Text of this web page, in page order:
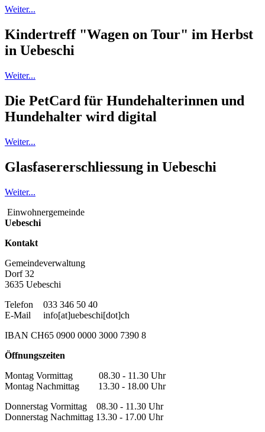
Weiter...
Kindertreff "Wagen on Tour" im Herbst
in Uebeschi
Weiter...
Die PetCard für Hundehalterinnen und
Hundehalter wird digital
Weiter...
Glasfasererschliessung in Uebeschi
Weiter...
Einwohnergemeinde
Uebeschi
Kontakt
Gemeindeverwaltung
Dorf 32
3635 Uebeschi
Telefon
033 346 50 40
E-Mail
info[at]uebeschi[dot]ch
IBAN CH65 0900 0000 3000 7390 8
Öffnungszeiten
Montag Vormittag 08.30 - 11.30 Uhr
Montag Nachmittag 13.30 - 18.00 Uhr
Donnerstag Vormittag 08.30 - 11.30 Uhr
Donnerstag Nachmittag 13.30 - 17.00 Uhr